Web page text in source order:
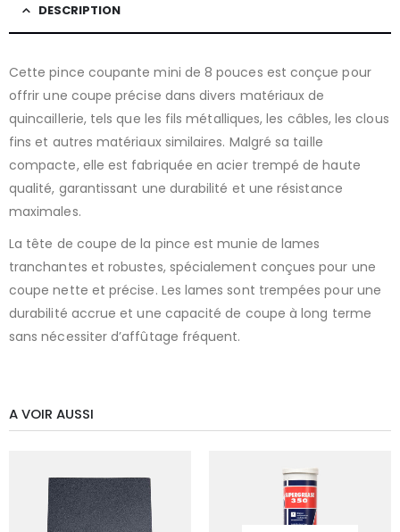
DESCRIPTION
Cette pince coupante mini de 8 pouces est conçue pour
offrir une coupe précise dans divers matériaux de
quincaillerie, tels que les fils métalliques, les câbles, les clous
fins et autres matériaux similaires. Malgré sa taille
compacte, elle est fabriquée en acier trempé de haute
qualité, garantissant une durabilité et une résistance
maximales.
La tête de coupe de la pince est munie de lames
tranchantes et robustes, spécialement conçues pour une
coupe nette et précise. Les lames sont trempées pour une
durabilité accrue et une capacité de coupe à long terme
sans nécessiter d’affûtage fréquent.
A VOIR AUSSI